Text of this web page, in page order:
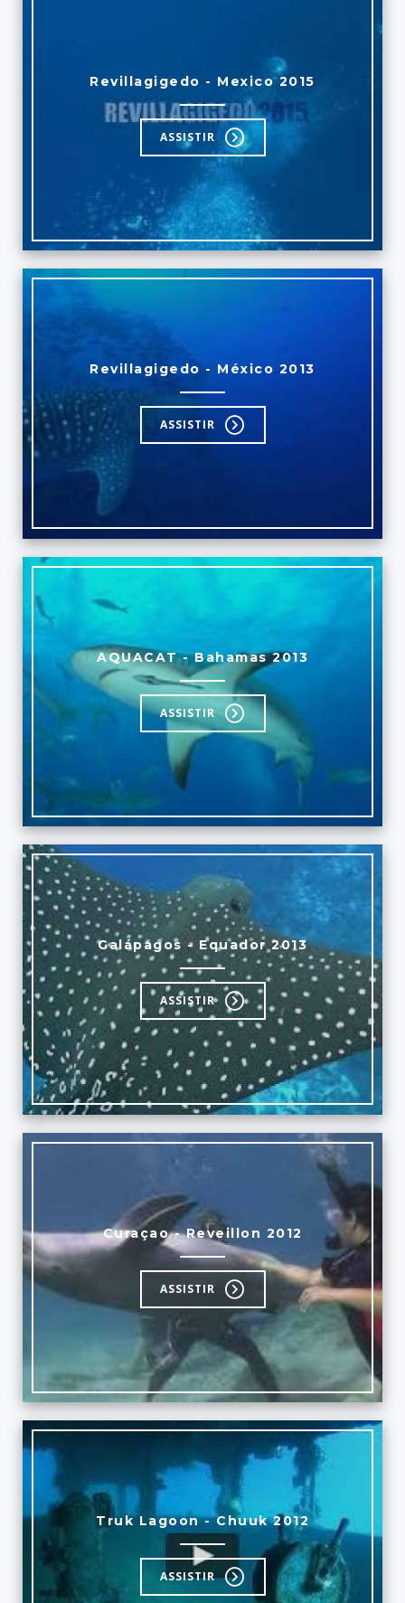
Revillagigedo - Mexico 2015
ASSISTIR
Revillagigedo - México 2013
ASSISTIR
AQUACAT - Bahamas 2013
ASSISTIR
Galápagos - Equador 2013
ASSISTIR
Curaçao - Reveillon 2012
ASSISTIR
Truk Lagoon - Chuuk 2012
ASSISTIR